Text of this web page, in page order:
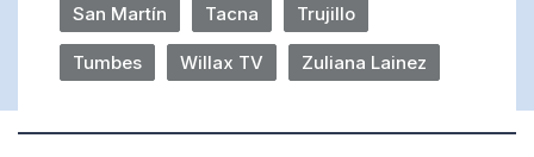
San Martín Tacna Trujillo
Tumbes Willax TV Zuliana Lainez